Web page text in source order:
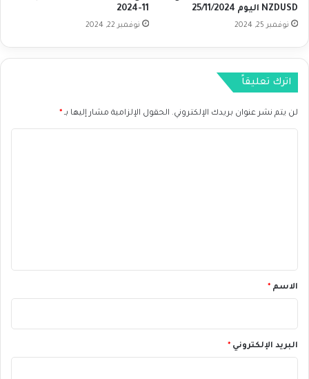
S
D
ي
و
2
4
ص
ا
ي
ة
ى
ز
ي
و
2
3
/
NZDUSD اليوم 25/11/2024
نوفمبر 25, 2024
11-2024
نوفمبر 22, 2024
اترك تعليقاً
لن يتم نشر عنوان بريدك الإلكتروني. الحقول الإلزامية مشار إليها بـ *
*الاسم *
البريد الإلكتروني *